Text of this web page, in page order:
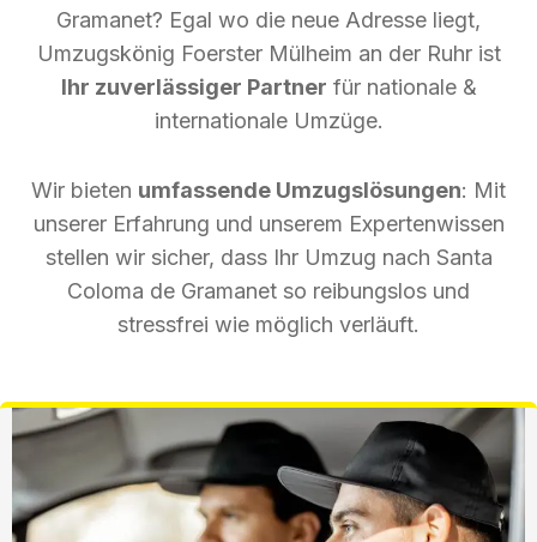
Gramanet? Egal wo die neue Adresse liegt,
Umzugskönig Foerster Mülheim an der Ruhr ist
Ihr zuverlässiger Partner für nationale &
internationale Umzüge.
Wir bieten umfassende Umzugslösungen: Mit
unserer Erfahrung und unserem Expertenwissen
stellen wir sicher, dass Ihr Umzug nach Santa
Coloma de Gramanet so reibungslos und
stressfrei wie möglich verläuft.